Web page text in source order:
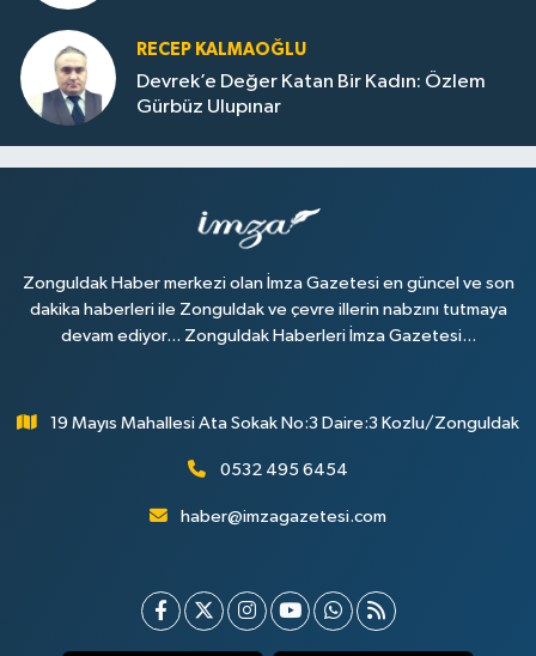
RECEP KALMAOĞLU
Devrek’e Değer Katan Bir Kadın: Özlem
Gürbüz Ulupınar
Zonguldak Haber merkezi olan İmza Gazetesi en güncel ve son
dakika haberleri ile Zonguldak ve çevre illerin nabzını tutmaya
devam ediyor... Zonguldak Haberleri İmza Gazetesi...
19 Mayıs Mahallesi Ata Sokak No:3 Daire:3 Kozlu/Zonguldak
0532 495 6454
haber@imzagazetesi.com